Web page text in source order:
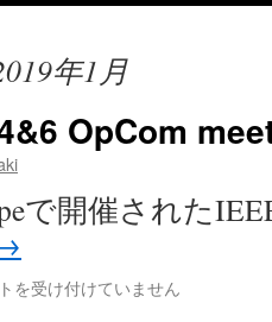
年1月
OpCom
で開催された
を受け付けていません